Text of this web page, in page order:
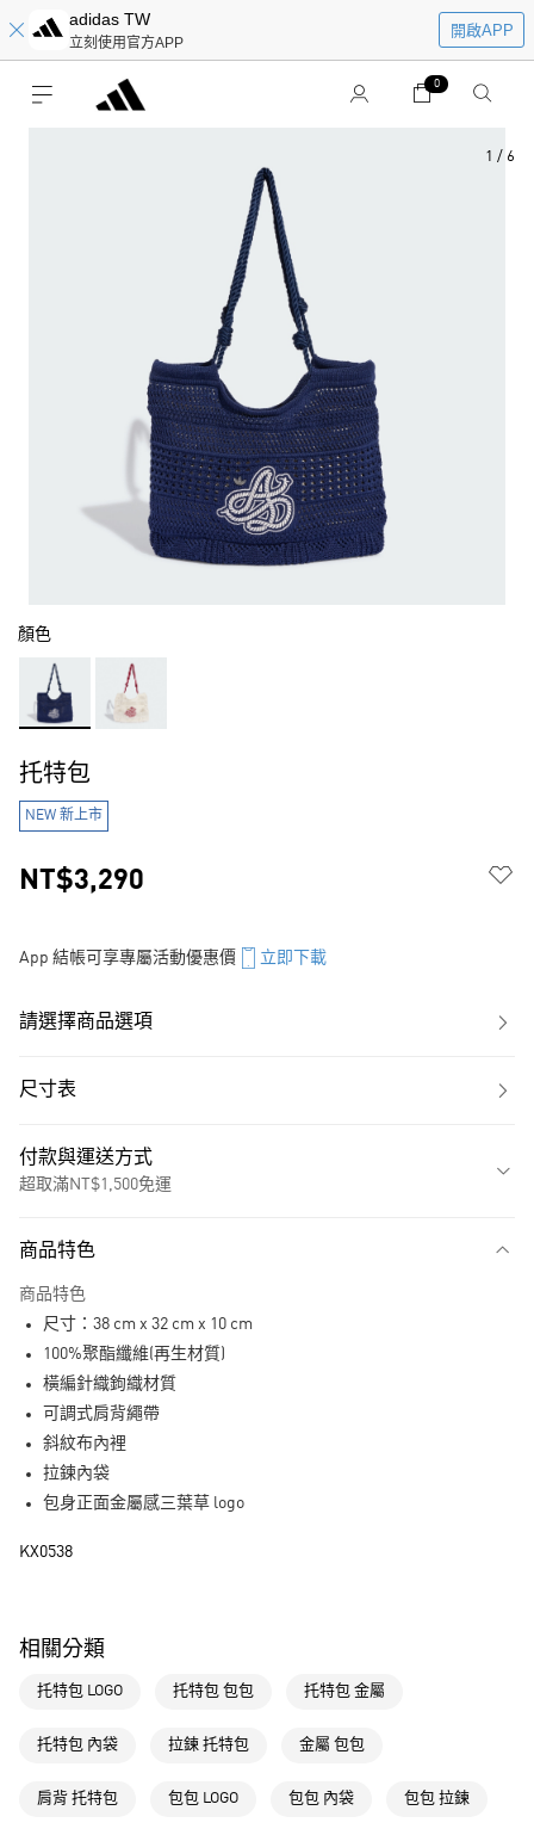
adidas TW
立刻使用官方APP
開啟APP
0
1 / 6
顏色
托特包
NEW 新上市
NT$3,290
App 結帳可享專屬活動優惠價 立即下載
請選擇商品選項
尺寸表
付款與運送方式
超取滿NT$1,500免運
LINE Pay
全家取貨付款
萊爾富取貨付款
每筆NT$80，滿NT$1,500(含以上)免運費
7-11取貨付款
商品特色
商品特色
尺寸：38 cm x 32 cm x 10 cm
100%聚酯纖維(再生材質)
橫編針織鉤織材質
可調式肩背繩帶
斜紋布內裡
拉鍊內袋
包身正面金屬感三葉草 logo
KX0538
相關分類
托特包 LOGO 托特包 包包 托特包 金屬
托特包 內袋 拉鍊 托特包 金屬 包包
肩背 托特包 包包 LOGO 包包 內袋 包包 拉鍊